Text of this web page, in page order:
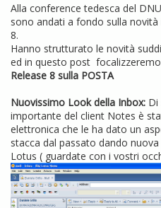
Alla conference tedesca del
sono andati a fondo sulla
8.
Hanno strutturato le novità
ed in questo post
Release 8 sulla POSTA
Nuovissimo Look della Inbox: Di
importante del client Notes è
elettronica che le ha dato un
stacca dal passato dando
Lotus ( guardate con i vostri